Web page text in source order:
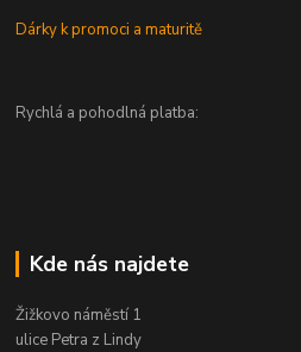
Dárky k promoci a maturitě
Rychlá a pohodlná platba:
Kde nás najdete
Žižkovo náměstí 1
ulice Petra z Lindy